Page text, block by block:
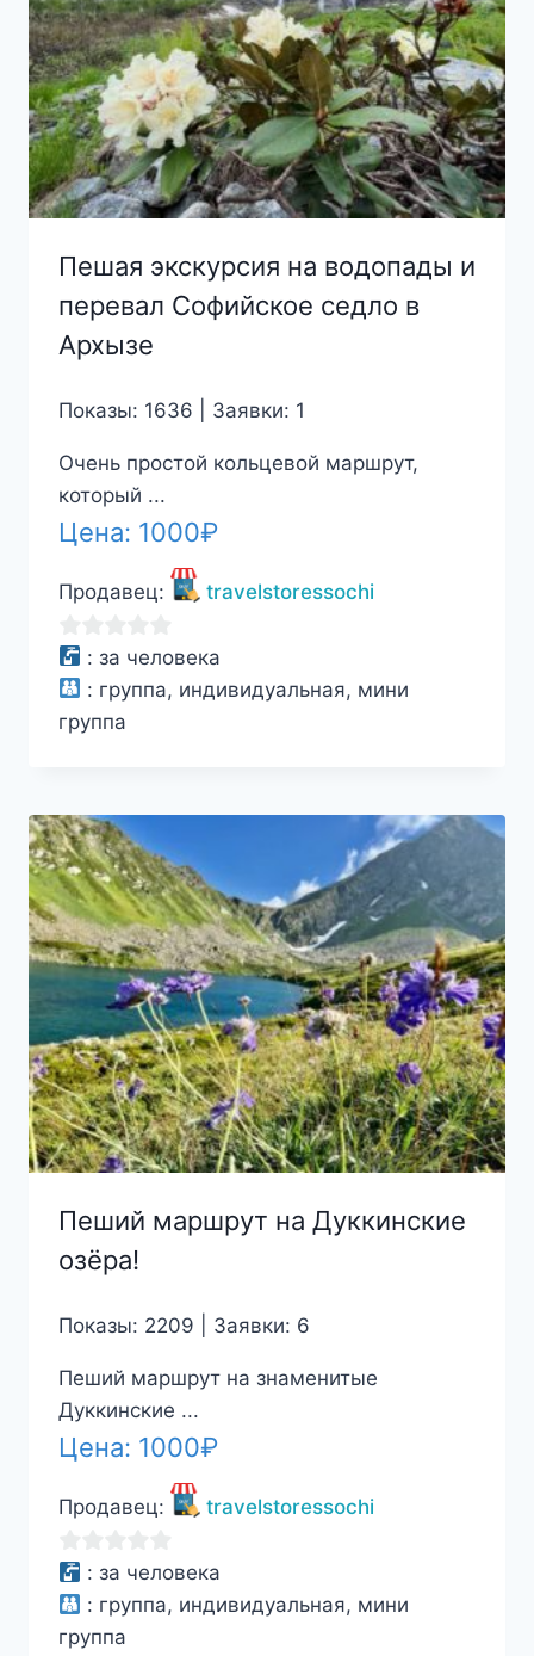
Пешая экскурсия на водопады и
перевал Софийское седло в
Архызе
Показы: 1636 | Заявки: 1
Очень простой кольцевой маршрут,
который ...
Цена: 1000₽
Продавец: travelstoressochi
0
из
5
: за человека
: группа, индивидуальная, мини
группа
Пеший маршрут на Дуккинские
озёра!
Показы: 2209 | Заявки: 6
Пеший маршрут на знаменитые
Дуккинские ...
Цена: 1000₽
Продавец: travelstoressochi
0
из
5
: за человека
: группа, индивидуальная, мини
группа